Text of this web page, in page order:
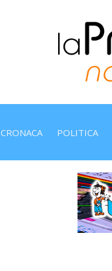
CRONACA POLITICA